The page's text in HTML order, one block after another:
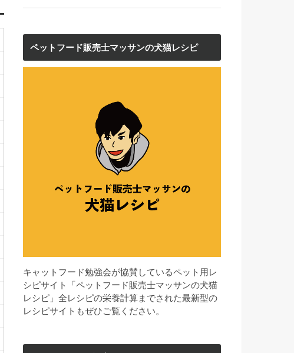
ペットフード販売士マッサンの犬猫レシピ
キャットフード勉強会が協賛しているペット用レ
シピサイト「ペットフード販売士マッサンの犬猫
レシピ」全レシピの栄養計算までされた最新型の
レシピサイトもぜひご覧ください。